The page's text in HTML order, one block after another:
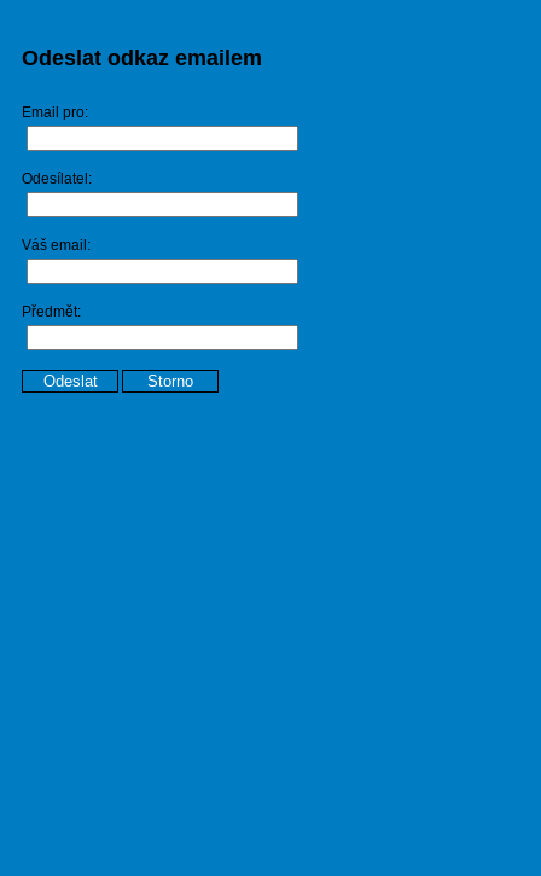
Odeslat odkaz emailem
Email pro:
Odesílatel:
Váš email:
Předmět:
Odeslat Storno